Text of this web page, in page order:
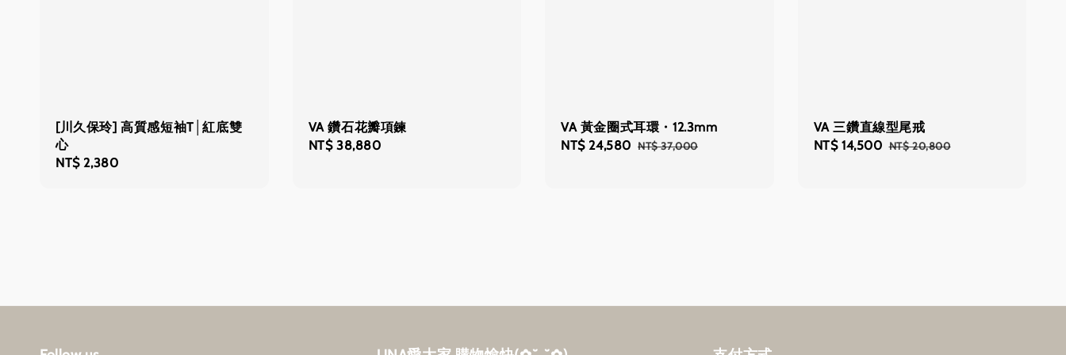
[川久保玲] 高質感短袖T│紅底雙
心
Regular
NT$ 2,380
VA 鑽石花瓣項鍊
Regular
NT$ 38,880
VA 黃金圈式耳環・12.3mm
Sale
NT$ 24,580 Regular
NT$ 37,000
VA 三鑽直線型尾戒
Sale
NT$ 14,500 Regular
NT$ 20,800